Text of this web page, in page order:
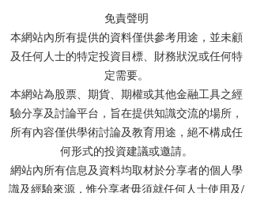
【特工】恒指何時才讓我
改變看法?港股watchlist走
勢策略update
免責聲明
本網站內所有提供的資料僅供參考用途，並未顧
及任何人士的特定投資目標、財務狀況或任何特
定需要。
本網站為股票、期貨、期權或其他金融工具之經
驗分享及討論平台，旨在提供知識交流的場所，
所有內容僅供學術討論及教育用途，絕不構成任
何形式的投資建議或邀請。
網站內所有信息及資料均取材於分享者的個人學
識及經驗來源，惟分享者毋須就任何人士使用及/